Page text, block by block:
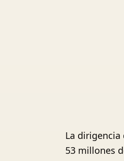
La
53 millones